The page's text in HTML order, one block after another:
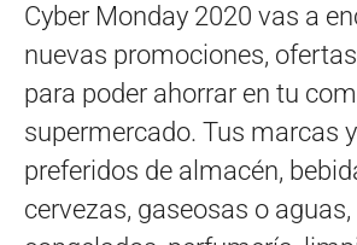
Cyber Monday 2020 vas a
nuevas promociones,
para poder ahorrar en tu
supermercado. Tus marcas
preferidos de almacén,
cervezas, gaseosas o